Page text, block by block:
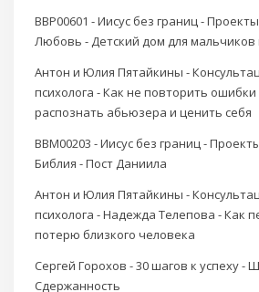
BBP00601 - Иисус без границ -
Любовь - Детский дом для мальчиков
Антон и Юлия Пятайкины -
психолога - Как не повторить
распознать абьюзера и ценить себя
BBM00203 - Иисус без границ -
Библия - Пост Даниила
Антон и Юлия Пятайкины -
психолога - Надежда Телепова - Как
потерю близкого человека
Сергей Горохов - 30 шагов к успеху -
Сдержанность